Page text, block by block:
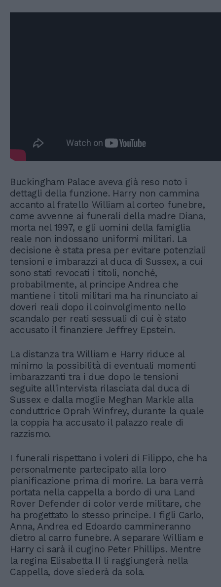
Buckingham Palace aveva già reso noto i
dettagli della funzione. Harry non cammina
accanto al fratello William al corteo funebre,
come avvenne ai funerali della madre Diana,
morta nel 1997, e gli uomini della famiglia
reale non indossano uniformi militari. La
decisione è stata presa per evitare potenziali
tensioni e imbarazzi al duca di Sussex, a cui
sono stati revocati i titoli, nonché,
probabilmente, al principe Andrea che
mantiene i titoli militari ma ha rinunciato ai
doveri reali dopo il coinvolgimento nello
scandalo per reati sessuali di cui è stato
accusato il finanziere Jeffrey Epstein.
La distanza tra William e Harry riduce al
minimo la possibilità di eventuali momenti
imbarazzanti tra i due dopo le tensioni
seguite all'intervista rilasciata dal duca di
Sussex e dalla moglie Meghan Markle alla
conduttrice Oprah Winfrey, durante la quale
la coppia ha accusato il palazzo reale di
razzismo.
I funerali rispettano i voleri di Filippo, che ha
personalmente partecipato alla loro
pianificazione prima di morire. La bara verrà
portata nella cappella a bordo di una Land
Rover Defender di color verde militare, che
ha progettato lo stesso principe. I figli Carlo,
Anna, Andrea ed Edoardo cammineranno
dietro al carro funebre. A separare William e
Harry ci sarà il cugino Peter Phillips. Mentre
la regina Elisabetta II li raggiungerà nella
Cappella, dove siederà da sola.